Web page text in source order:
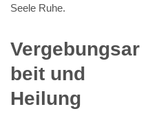
Seele Ruhe.
Vergebungsar
beit und
Heilung